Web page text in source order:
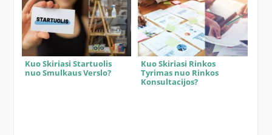
Kuo Skiriasi Startuolis
nuo Smulkaus Verslo?
Kuo Skiriasi Rinkos
Tyrimas nuo Rinkos
Konsultacijos?